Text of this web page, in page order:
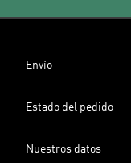
Envío
Estado del pedido
Nuestros datos